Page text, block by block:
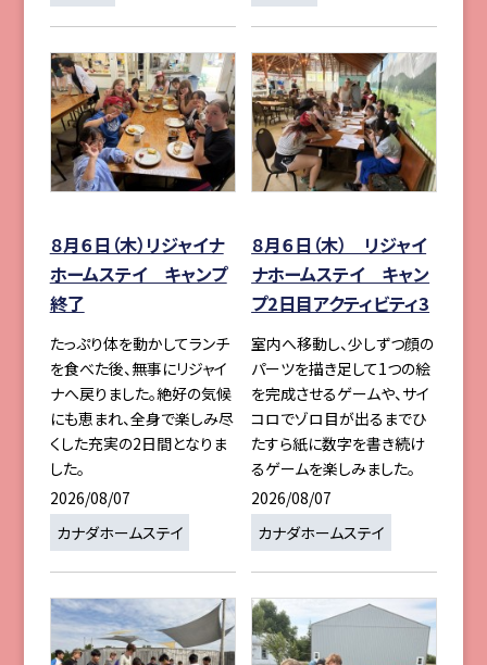
８月６日（木）リジャイナ
ホームステイ キャンプ
終了
たっぷり体を動かしてランチ
を食べた後、無事にリジャイ
ナへ戻りました。絶好の気候
にも恵まれ、全身で楽しみ尽
くした充実の2日間となりま
した。
2026/08/07
カナダホームステイ
８月６日（木） リジャイ
ナホームステイ キャン
プ2日目アクティビティ3
室内へ移動し、少しずつ顔の
パーツを描き足して1つの絵
を完成させるゲームや、サイ
コロでゾロ目が出るまでひ
たすら紙に数字を書き続け
るゲームを楽しみました。
2026/08/07
カナダホームステイ